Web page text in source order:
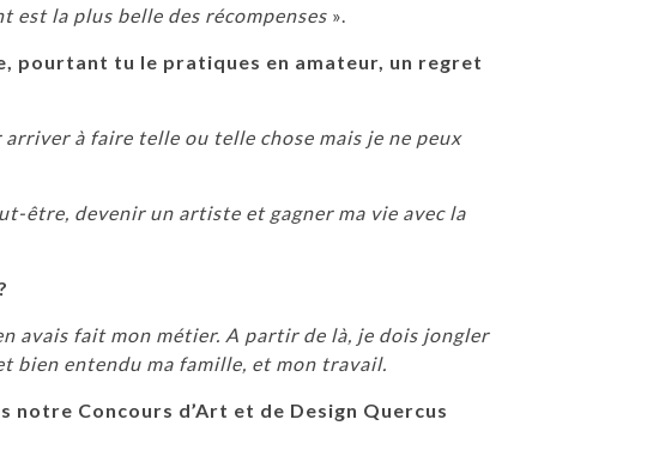
est la plus belle des récompenses ».
pourtant tu le pratiques en amateur, un regret
à faire telle ou telle chose mais je ne peux
être, devenir un artiste et gagner ma vie avec la
avais fait mon métier. A partir de là, je dois jongler
bien entendu ma famille, et mon travail.
notre Concours d’Art et de Design Quercus